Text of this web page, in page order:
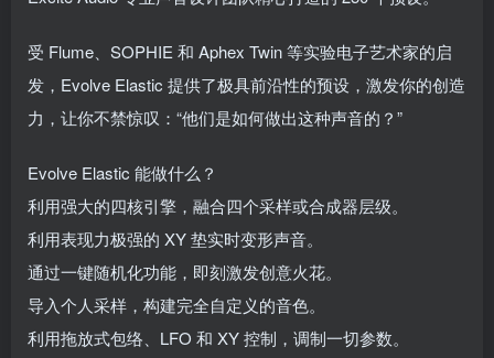
受 Flume、SOPHIE 和 Aphex Twin 等实验电子艺术家的启
发，Evolve Elastic 提供了极具前沿性的预设，激发你的创造
力，让你不禁惊叹：“他们是如何做出这种声音的？”
Evolve Elastic 能做什么？
利用强大的四核引擎，融合四个采样或合成器层级。
利用表现力极强的 XY 垫实时变形声音。
通过一键随机化功能，即刻激发创意火花。
导入个人采样，构建完全自定义的音色。
利用拖放式包络、LFO 和 XY 控制，调制一切参数。